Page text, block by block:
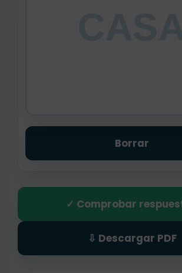
Borrar
✓ Comprobar
⇩ Descargar PDF